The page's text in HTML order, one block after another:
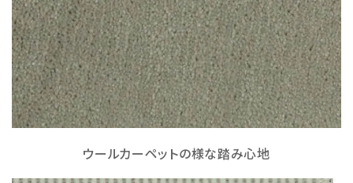
ウールカーペットの様な踏み心地